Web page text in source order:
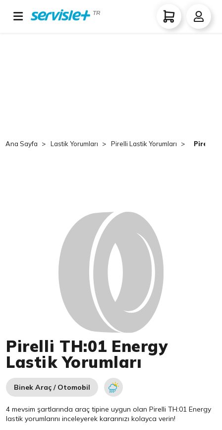
TR
Ana Sayfa Lastik Yorumları Pirelli Lastik Yorumları Pirelli
Pirelli TH:01 Energy
Lastik Yorumları
Binek Araç / Otomobil
4 mevsim şartlarında araç tipine uygun olanPirelli TH:01 Energy
lastik yorumlarını inceleyerek kararınızı kolayca verin!